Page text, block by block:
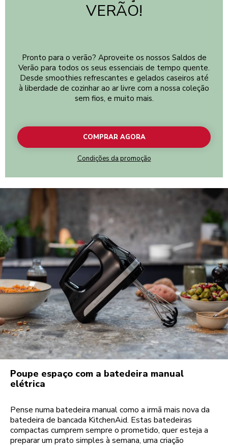
VERÃO!
Pronto para o verão? Aproveite os nossos Saldos de
Verão para todos os seus essenciais de tempo quente.
Desde smoothies refrescantes e gelados caseiros até
à liberdade de cozinhar ao ar livre com a nossa coleção
sem fios, e muito mais.
COMPRAR AGORA
Condições da promoção
Poupe espaço com a batedeira manual
elétrica
Pense numa batedeira manual como a irmã mais nova da
batedeira de bancada KitchenAid. Estas batedeiras
compactas cumprem sempre o prometido, quer esteja a
preparar um prato simples à semana, uma criação